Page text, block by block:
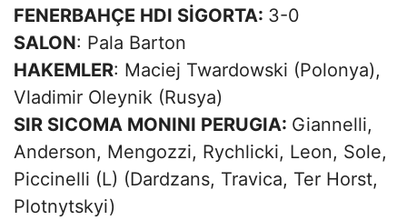
FENERBAHÇE HDI SİGORTA: 3-0
SALON: Pala Barton
HAKEMLER: Maciej Twardowski (Polonya),
Vladimir Oleynik (Rusya)
SIR SICOMA MONINI PERUGIA: Giannelli,
Anderson, Mengozzi, Rychlicki, Leon, Sole,
Piccinelli (L) (Dardzans, Travica, Ter Horst,
Plotnytskyi)